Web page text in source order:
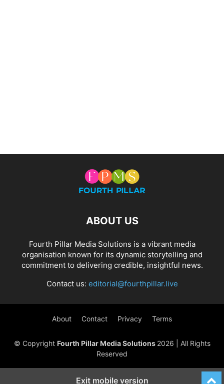
ABOUT US
Fourth Pillar Media Solutions is a vibrant media
organisation known for its dynamic storytelling and
commitment to delivering credible, insightful news.
Contact us: editorial@fourthpillar.live
About Contact Privacy Terms
© Copyright Fourth Pillar Media Solutions 2026 | All Rights
Reserved
Exit mobile version